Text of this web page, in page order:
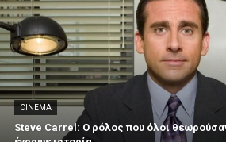
CINEMA
Steve Carrel: Ο ρόλος που όλοι